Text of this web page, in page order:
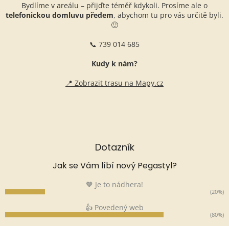
Bydlíme v areálu – přijďte téměř kdykoli. Prosíme ale o
telefonickou domluvu předem, abychom tu pro vás určitě byli.
🙂
📞 739 014 685
Kudy k nám?
📍 Zobrazit trasu na Mapy.cz
Dotazník
Jak se Vám líbí nový Pegastyl?
🧡 Je to nádhera!
(20%)
👍 Povedený web
(80%)